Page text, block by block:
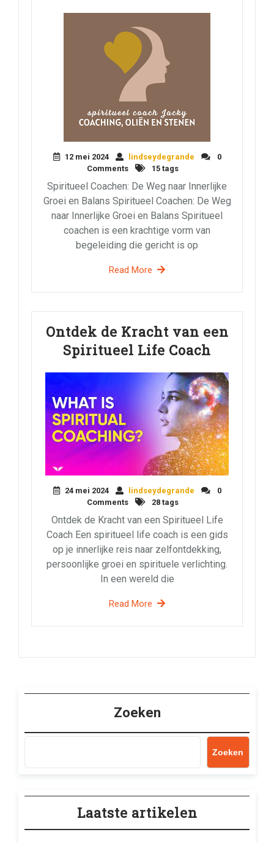
12 mei 2024 lindseydegrande
0
Comments
15 tags
Spiritueel Coachen: De Weg naar Innerlijke
Groei en Balans Spiritueel Coachen: De Weg
naar Innerlijke Groei en Balans Spiritueel
coachen is een krachtige vorm van
begeleiding die gericht is op
Read More
Ontdek de Kracht van een
Spiritueel Life Coach
24 mei 2024 lindseydegrande
0
Comments
28 tags
Ontdek de Kracht van een Spiritueel Life
Coach Een spiritueel life coach is een gids
op je innerlijke reis naar zelfontdekking,
persoonlijke groei en spirituele verlichting.
In een wereld die
Read More
Zoeken
Zoeken
Laatste artikelen